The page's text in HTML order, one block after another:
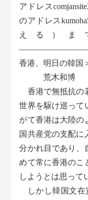
アドレス
のアドレス
える）ま
香港、明日の韓国
荒木和博
香港で無抵抗の
世界を駆け巡って
がて香港は大陸の
国共産党の支配に
分かれ目であり、
めて常に香港のこ
しようとは思って
しかし韓国文在